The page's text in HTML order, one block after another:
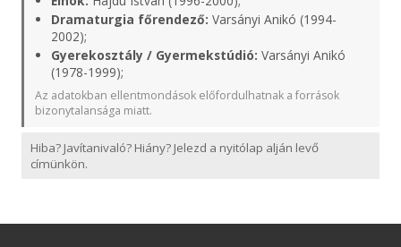
Dramaturgia főrendező: Varsányi Anikó (1994-
2002);
Gyerekosztály / Gyermekstúdió: Varsányi Anikó
(1978-1999);
Az adatokban ellentmondások előfordulhatnak a források
bizonytalansága miatt.
Hiba? Javítanivaló? Hiány? Jelezd a nyitólap alján levő
címünkön.